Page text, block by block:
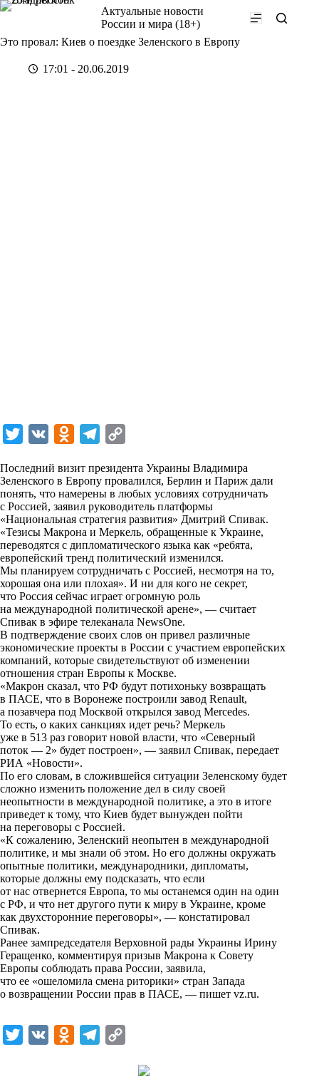
Перейти
Актуальные новости
России и мира (18+)
Это провал: Киев о поездке Зеленского в Европу
17:01 - 20.06.2019
i
t
t
e
r
n
o
k
l
a
s
s
n
i
k
i
l
e
g
r
a
m
p
y
L
i
n
k
Последний визит президента Украины Владимира
Зеленского в Европу провалился, Берлин и Париж дали
понять, что намерены в любых условиях сотрудничать
с Россией, заявил руководитель платформы
«Национальная стратегия развития» Дмитрий Спивак.
«Тезисы Макрона и Меркель, обращенные к Украине,
переводятся с дипломатического языка как «ребята,
европейский тренд политический изменился.
Мы планируем сотрудничать с Россией, несмотря на то,
хорошая она или плохая». И ни для кого не секрет,
что Россия сейчас играет огромную роль
на международной политической арене», — считает
Спивак в эфире телеканала NewsOne.
В подтверждение своих слов он привел различные
экономические проекты в России с участием европейских
компаний, которые свидетельствуют об изменении
отношения стран Европы к Москве.
«Макрон сказал, что РФ будут потихоньку возвращать
в ПАСЕ, что в Воронеже построили завод Renault,
а позавчера под Москвой открылся завод Mercedes.
То есть, о каких санкциях идет речь? Меркель
уже в 513 раз говорит новой власти, что «Северный
поток — 2» будет построен», — заявил Спивак, передает
РИА «Новости».
По его словам, в сложившейся ситуации Зеленскому будет
сложно изменить положение дел в силу своей
неопытности в международной политике, а это в итоге
приведет к тому, что Киев будет вынужден пойти
на переговоры с Россией.
«К сожалению, Зеленский неопытен в международной
политике, и мы знали об этом. Но его должны окружать
опытные политики, международники, дипломаты,
которые должны ему подсказать, что если
от нас отвернется Европа, то мы останемся один на один
с РФ, и что нет другого пути к миру в Украине, кроме
как двухсторонние переговоры», — констатировал
Спивак.
Ранее зампредседателя Верховной рады Украины Ирину
Геращенко, комментируя призыв Макрона к Совету
Европы соблюдать права России, заявила,
что ее «ошеломила смена риторики» стран Запада
о возвращении России прав в ПАСЕ, — пишет vz.ru.